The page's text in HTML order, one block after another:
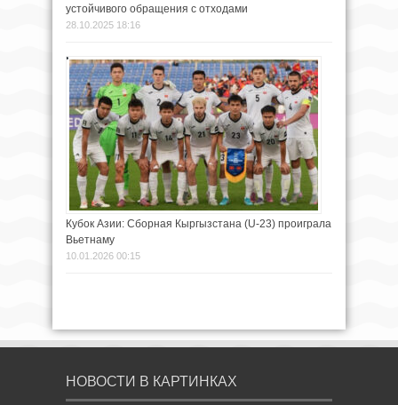
устойчивого обращения с отходами
28.10.2025 18:16
Кубок Азии: Сборная Кыргызстана (U-23) проиграла
Вьетнаму
10.01.2026 00:15
НОВОСТИ В КАРТИНКАХ